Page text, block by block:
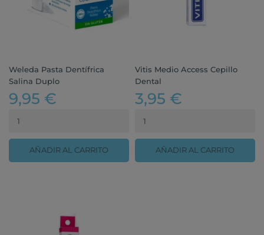
Weleda Pasta Dentífrica
Salina Duplo
9,95 €
AÑADIR AL CARRITO
Vitis Medio Access Cepillo
Dental
3,95 €
AÑADIR AL CARRITO